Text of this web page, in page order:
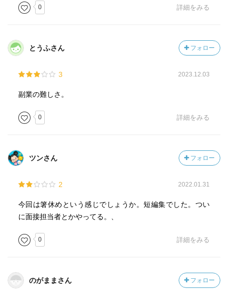
事外でも完璧かは人によって違ってくるだろうな。
頼まれることが多いのは人望が厚いからだろうが、困る依
「完全？禁酒マニュアル」
簡単に変わることが出来たら苦労しないとはいえ、周囲に
何も言わずに始めるのは無謀だったかもしれない。
るしかないだろう。
0 詳細をみる
とうふさん フォロー
3 2023.12.03
副業の難しさ。
0 詳細をみる
ツンさん フォロー
2 2022.01.31
今回は箸休めという感じでしょうか。短編集でした。つい
に面接担当者とかやってる。、
0 詳細をみる
のがままさん フォロー